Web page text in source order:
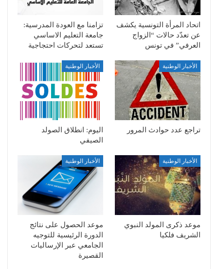
اتحاد المرأة التونسية يكشف
عن تعدّد حالات “الزواج
العرفي” في تونس
تزامنا مع العودة المدرسية:
جامعة التعليم الاساسي
تستعد لتحركات احتجاجية
الأخبار الوطنية
تراجع عدد حوادث المرور
الأخبار الوطنية
اليوم: انطلاق الصولد
الصيفي
الأخبار الوطنية
موعد ذكرى المولد النبوي
الشريف فلكيا
الأخبار الوطنية
موعد الحصول على نتائج
الدورة الرئيسية للتوجيه
الجامعي عبر الإرساليات
القصيرة